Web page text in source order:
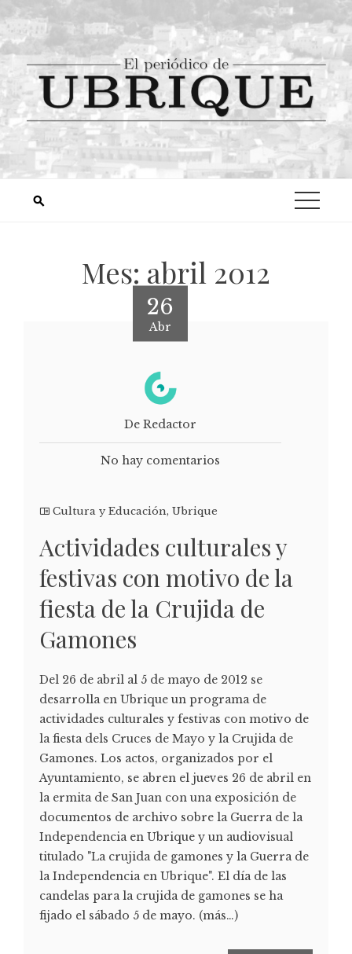
Mes: abril 2012
26
Abr
De Redactor
No hay comentarios
Cultura y Educación, Ubrique
Actividades culturales y
festivas con motivo de la
fiesta de la Crujida de
Gamones
Del 26 de abril al 5 de mayo de 2012 se
desarrolla en Ubrique un programa de
actividades culturales y festivas con motivo de
la fiesta dels Cruces de Mayo y la Crujida de
Gamones. Los actos, organizados por el
Ayuntamiento, se abren el jueves 26 de abril en
la ermita de San Juan con una exposición de
documentos de archivo sobre la Guerra de la
Independencia en Ubrique y un audiovisual
titulado "La crujida de gamones y la Guerra de
la Independencia en Ubrique". El día de las
candelas para la crujida de gamones se ha
fijado el sábado 5 de mayo. (más…)